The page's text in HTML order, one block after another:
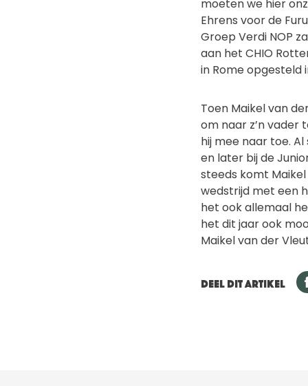
moeten we hier
Ehrens voor de
Groep Verdi NOP
aan het CHIO
in Rome opgesteld
Toen Maikel van
om naar z’n vader
hij mee naar toe.
en later bij de
steeds komt
wedstrijd met een
het ook allemaal
het dit jaar ook
Maikel van der
DEEL DIT ARTIKEL